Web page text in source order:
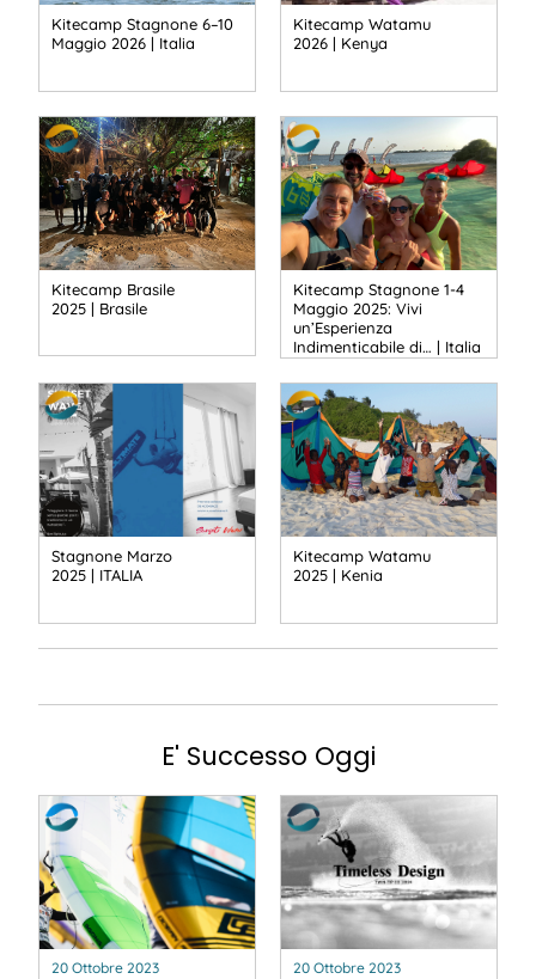
Kitecamp Stagnone 6–10
Maggio 2026 | Italia
Kitecamp Watamu
2026 | Kenya
Kitecamp Brasile
2025 | Brasile
Kitecamp Stagnone 1-4
Maggio 2025: Vivi
un’Esperienza
Indimenticabile di… | Italia
Stagnone Marzo
2025 | ITALIA
Kitecamp Watamu
2025 | Kenia
E' Successo Oggi
20 Ottobre 2023 20 Ottobre 2023